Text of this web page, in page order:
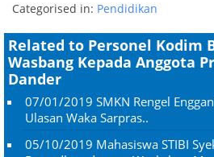
Categorised in: Pendidikan
Related to Personel Kodim
Wasbang Kepada Anggota
Dander
07/01/2019 SMKN Rengel
Ulasan Waka Sarpras..
05/10/2019 Mahasiswa STIBI